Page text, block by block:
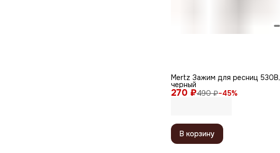
270 ₽490 ₽−45%
Mertz Зажим для ресниц 530B,
черный
В корзину